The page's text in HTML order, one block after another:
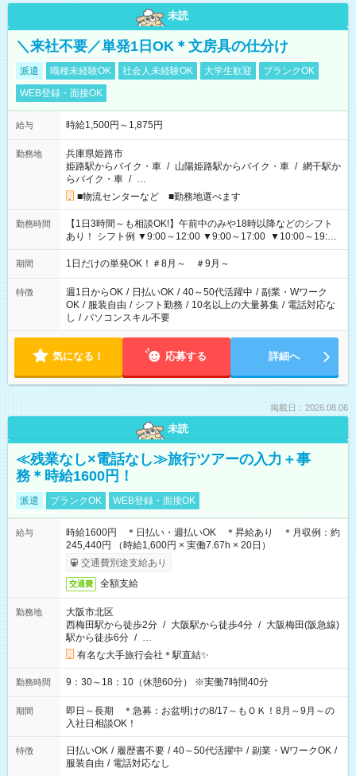
未読
＼来社不要／単発1日OK＊文房具の仕分け
派遣 職種未経験OK 社会人未経験OK 大学生歓迎
ブランクOK
WEB登録・面接OK
給与 時給1,500円～1,875円
勤務地
兵庫県姫路市
姫路駅からバイク・車 / 山陽姫路駅からバイク・車 / 網干駅か
らバイク・車 / …
■物流センターなど ■勤務地選べます
勤務時間
【1日3時間～も相談OK!】午前中のみや18時以降などのシフト
あり！ シフト例 ▼9:00～12:00 ▼9:00～17:00 ▼10:00～19:00
▼18:00～21:00
期間 1日だけの単発OK！＃8月～ ＃9月～
特徴 週1日からOK / 日払いOK / 40～50代活躍中 / 副業・Wワーク
OK / 服装自由 / シフト勤務 / 10名以上の大量募集 / 電話対応な
し / パソコンスキル不要
気になる！ 応募する 詳細へ
掲載日：2026.08.06
未読
≪残業なし×電話なし≫旅行ツアーの入力＋事
務＊時給1600円！
派遣 ブランクOK WEB登録・面接OK
給与
時給1600円 ＊日払い・週払いOK ＊昇給あり ＊月収例：約
245,440円 （時給1,600円 × 実働7.67h × 20日）
交通費別途支給あり
交通費 全額支給
勤務地
大阪市北区
西梅田駅から徒歩2分 / 大阪駅から徒歩4分 / 大阪梅田(阪急線)
駅から徒歩6分 / …
有名な大手旅行会社＊駅直結✨
勤務時間 9：30～18：10（休憩60分） ※実働7時間40分
期間
即日～長期 ＊急募：お盆明けの8/17～もＯＫ！8月～9月～の
入社日相談OK！
特徴 日払いOK / 履歴書不要 / 40～50代活躍中 / 副業・WワークOK /
服装自由 / 電話対応なし